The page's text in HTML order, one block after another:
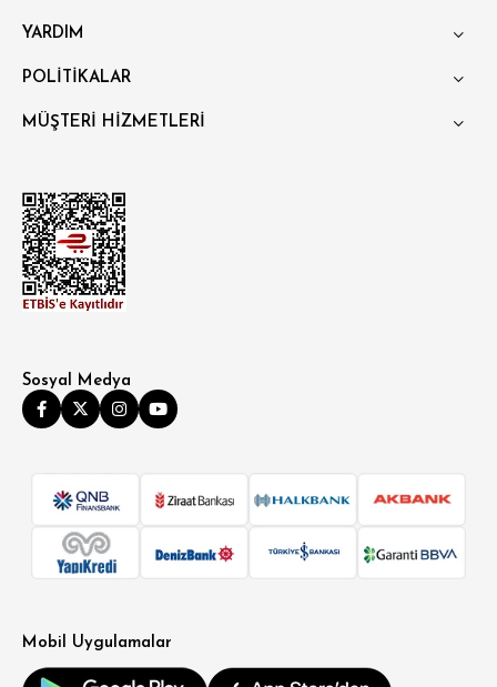
SÜPER SLİM FİT
RELAX FİT
YARDIM
POLİTİKALAR
MÜŞTERİ HİZMETLERİ
Sosyal Medya
Mobil Uygulamalar